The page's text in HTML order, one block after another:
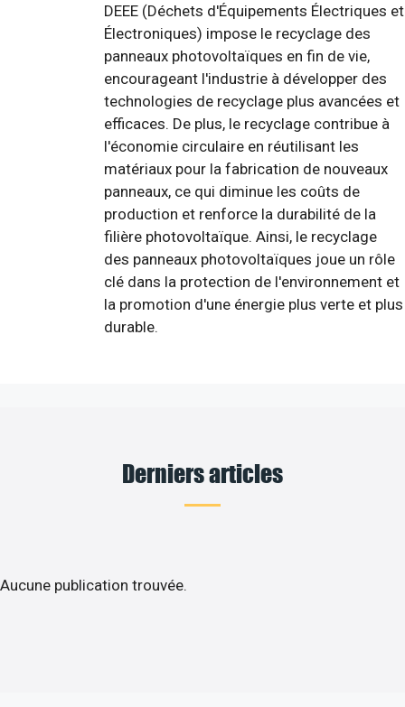
DEEE (Déchets d'Équipements Électriques et
Électroniques) impose le recyclage des
panneaux photovoltaïques en fin de vie,
encourageant l'industrie à développer des
technologies de recyclage plus avancées et
efficaces. De plus, le recyclage contribue à
l'économie circulaire en réutilisant les
matériaux pour la fabrication de nouveaux
panneaux, ce qui diminue les coûts de
production et renforce la durabilité de la
filière photovoltaïque. Ainsi, le recyclage
des panneaux photovoltaïques joue un rôle
clé dans la protection de l'environnement et
la promotion d'une énergie plus verte et plus
durable.
Derniers articles
Aucune publication trouvée.